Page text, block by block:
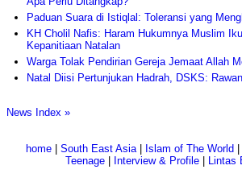
Paduan Suara di Istiqlal: Toleransi yang
KH Cholil Nafis: Haram Hukumnya Muslim
Kepanitiaan Natalan
Warga Tolak Pendirian Gereja Jemaat Allah
Natal Diisi Pertunjukan Hadrah, DSKS:
News Index »
home| South East Asia| Islam of The World
Teenage
Interview & Profile Lintas